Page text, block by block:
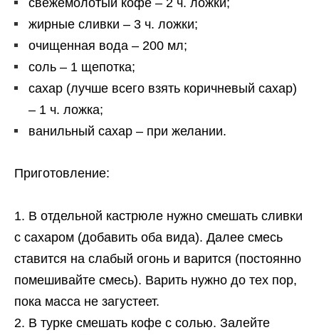
жирные сливки – 3 ч. ложки;
очищенная вода – 200 мл;
соль – 1 щепотка;
сахар (лучше всего взять коричневый сахар)
– 1 ч. ложка;
ванильный сахар – при желании.
Приготовление:
В отдельной кастрюле нужно смешать сливки
с сахаром (добавить оба вида). Далее смесь
ставится на слабый огонь и варится (постоянно
помешивайте смесь). Варить нужно до тех пор,
пока масса не загустеет.
В турке смешать кофе с солью. Залейте